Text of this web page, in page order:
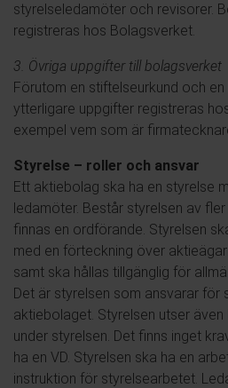
styrelseledamöter och revisorer.
registreras hos Bolagsverket.
3. Övriga uppgifter till bolagsverket
Förutom en stiftelseurkund och
ytterligare uppgifter registreras
exempel vem som är
Styrelse – roller och ansvar
Ett aktiebolag ska ha en styrelse
ledamöter. Består styrelsen av
finnas en ordförande. Styrelsen
med en förteckning över
samt ska hållas tillgänglig för
Det är styrelsen som ansvarar för
aktiebolaget. Styrelsen utser
under styrelsen. Det finns inget
ha en VD. Styrelsen ska ha en
instruktion för styrelsearbetet.